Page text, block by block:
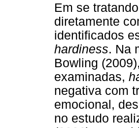
Em se
diretamente
identificados
hardiness. Na
Bowling
examinadas,
negativa com
emocional,
no estudo